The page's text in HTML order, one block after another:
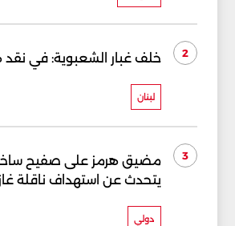
2 خلف غبار الشعبوية: في
لبنان
3
مضيق هرمز على صفيح
يتحدث عن استهداف ناقلة غاز
دولي